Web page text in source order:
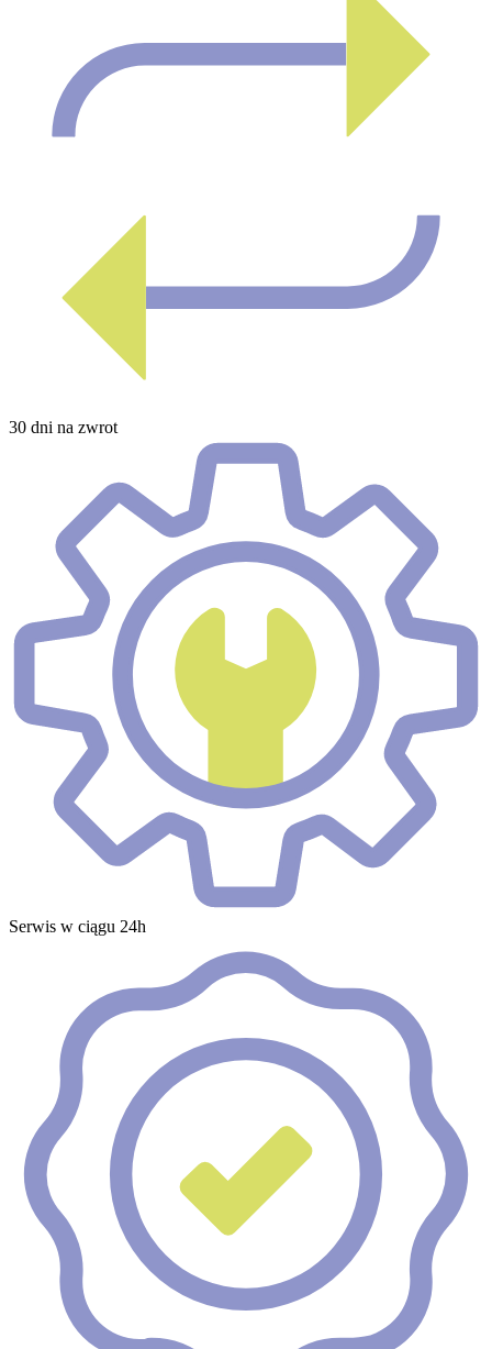
30 dni na zwrot
Serwis w ciągu 24h